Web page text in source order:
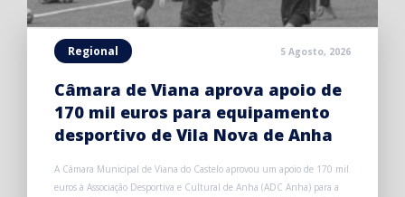
Regional 5 Agosto, 2026
Câmara de Viana aprova apoio de
170 mil euros para equipamento
desportivo de Vila Nova de Anha
A Câmara Municipal de Viana do Castelo aprovou um apoio de 170 mil
euros à Associação Desportiva e Cultural de Anha (ADC Anha) para a